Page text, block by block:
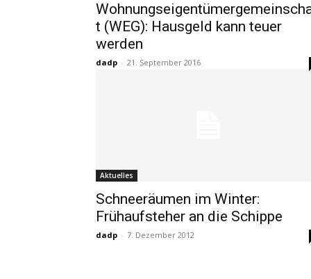
t (WEG): Hausgeld kann teuer
werden
dadp - 21. September 2016
Aktuelles
Schneeräumen im Winter:
Frühaufsteher an die Schippe
dadp - 7. Dezember 2012